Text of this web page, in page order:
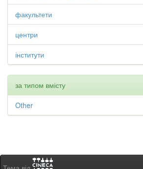
факультети
центри
інститути
за типом вмісту
Other